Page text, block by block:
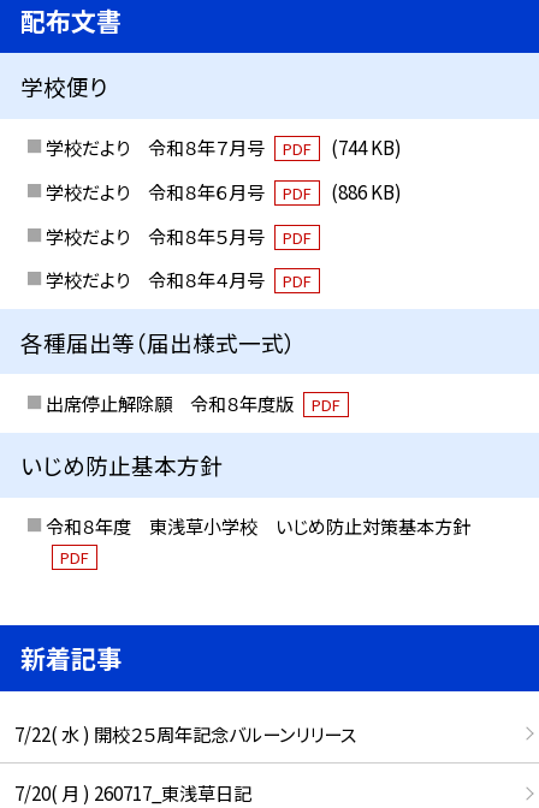
配布文書
学校便り
学校だより 令和８年７月号 PDF
(744 KB)
学校だより 令和８年６月号
PDF
(886 KB)
学校だより 令和８年５月号
PDF
学校だより 令和８年４月号 PDF
各種届出等（届出様式一式）
出席停止解除願 令和８年度版 PDF
いじめ防止基本方針
令和８年度 東浅草小学校 いじめ防止対策基本方針
PDF
新着記事
7/22( 水 ) 開校２５周年記念バルーンリリース
7/20( 月 ) 260717_東浅草日記